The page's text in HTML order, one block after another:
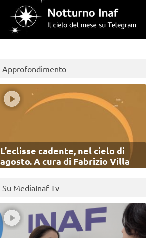
Approfondimento
L’eclisse cadente, nel cielo di
agosto. A cura di Fabrizio Villa
Su MediaInaf Tv